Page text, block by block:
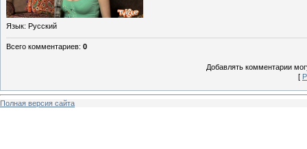
Язык: Русский
Всего комментариев: 0
Добавлять комментарии
[
Полная версия сайта